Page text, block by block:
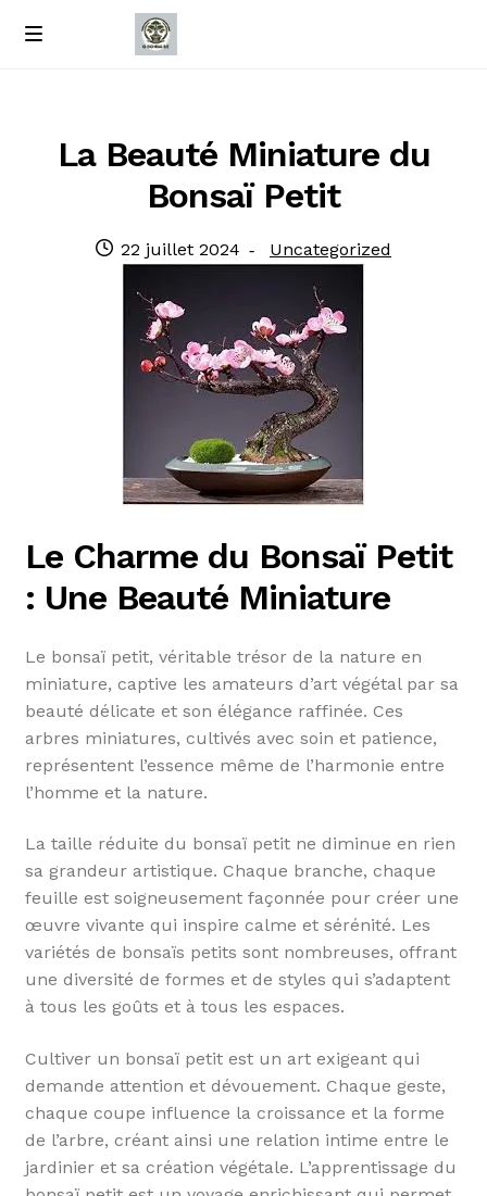
Passer
Passer
M
À propos de nous
Politique de confidentialité
La Beauté Miniature du
Bonsaï Petit
Publié
22 juillet 2024
Catégorie
Uncategorized
Le Charme du Bonsaï Petit
: Une Beauté Miniature
Le bonsaï petit, véritable trésor de la nature en
miniature, captive les amateurs d’art végétal par sa
beauté délicate et son élégance raffinée. Ces
arbres miniatures, cultivés avec soin et patience,
représentent l’essence même de l’harmonie entre
l’homme et la nature.
La taille réduite du bonsaï petit ne diminue en rien
sa grandeur artistique. Chaque branche, chaque
feuille est soigneusement façonnée pour créer une
œuvre vivante qui inspire calme et sérénité. Les
variétés de bonsaïs petits sont nombreuses, offrant
une diversité de formes et de styles qui s’adaptent
à tous les goûts et à tous les espaces.
Cultiver un bonsaï petit est un art exigeant qui
demande attention et dévouement. Chaque geste,
chaque coupe influence la croissance et la forme
de l’arbre, créant ainsi une relation intime entre le
jardinier et sa création végétale. L’apprentissage du